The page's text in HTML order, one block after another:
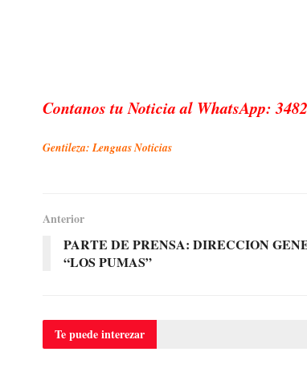
Contanos tu Noticia al WhatsApp:
Gentileza: Lenguas Noticias
Anterior
PARTE DE PRENSA: DIRECCION
“LOS PUMAS”
Te puedeinterezar